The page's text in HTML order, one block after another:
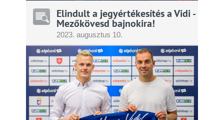
Elindult a jegyértékesítés a Vidi -
Mezőkövesd bajnokira!
2023.augusztus 10.